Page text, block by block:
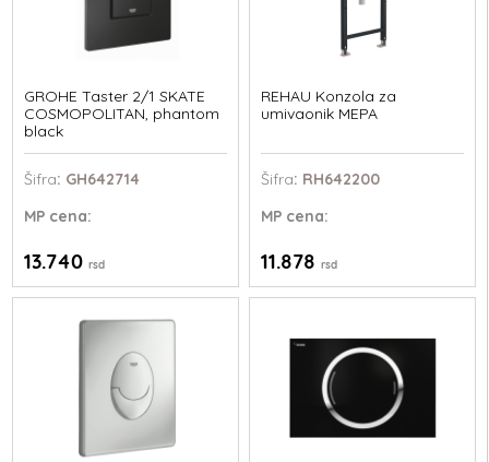
GROHE Taster 2/1 SKATE
COSMOPOLITAN, phantom
black
Šifra: GH642714
MP cena:
13.740rsd
REHAU Konzola za
umivaonik MEPA
Šifra: RH642200
MPcena:
11.878 rsd